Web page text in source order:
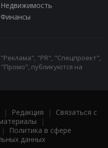
Недвижимость
Финансы
"PR", "Спецпроект",
публикуются на
| Редакция | Связаться с
|
|
Политика в сфере
данных